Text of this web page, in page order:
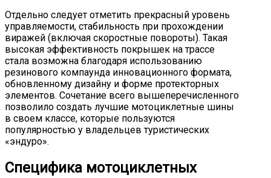
Отдельно следует отметить прекрасный уровень
управляемости, стабильность при прохождении
виражей (включая скоростные повороты). Такая
высокая эффективность покрышек на трассе
стала возможна благодаря использованию
резинового компаунда инновационного формата,
обновленному дизайну и форме протекторных
элементов. Сочетание всего вышеперечисленного
позволило создать лучшие мотоциклетные шины
в своем классе, которые пользуются
популярностью у владельцев туристических
«эндуро».
Специфика мотоциклетных